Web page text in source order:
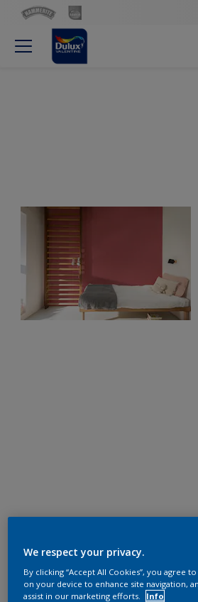
We respect your privacy.
By clicking “Accept All Cookies”, you agree
on your device to enhance site navigation,
assist in our marketing efforts.
Info